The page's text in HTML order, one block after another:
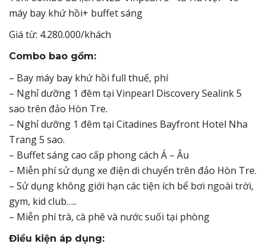
máy bay khứ hồi+ buffet sáng
Giá từ: 4.280.000/khách
Combo bao gồm:
– Bay máy bay khứ hồi full thuế, phí
– Nghỉ dưỡng 1 đêm tại Vinpearl Discovery Sealink 5
sao trên đảo Hòn Tre.
– Nghỉ dưỡng 1 đêm tại Citadines Bayfront Hotel Nha
Trang 5 sao.
– Buffet sáng cao cấp phong cách Á – Âu
– Miễn phí sử dụng xe điện di chuyển trên đảo Hòn Tre.
– Sử dụng không giới hạn các tiện ích bể bơi ngoài trời,
gym, kid club…..
– Miễn phí trà, cà phê và nước suối tại phòng
Điều kiện áp dụng: